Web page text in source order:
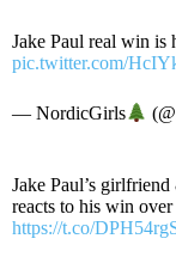
Jake Paul real win is
pic.twitter.com/
— NordicGirls
Jake Paul’s
reacts to his win
https://t.co/